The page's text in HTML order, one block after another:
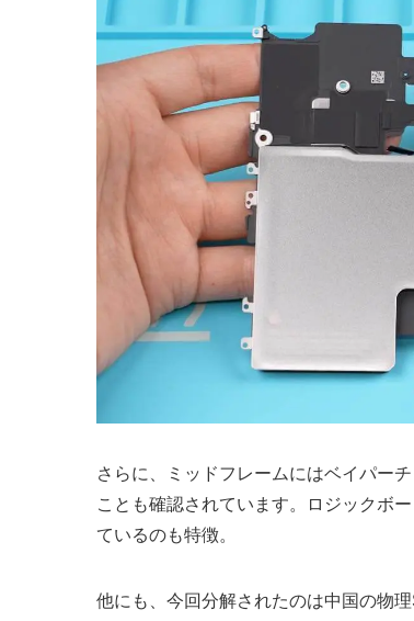
さらに、ミッドフレームにはベイパー
ことも確認されています。ロジックボ
ているのも特徴。
他にも、今回分解されたのは中国の物